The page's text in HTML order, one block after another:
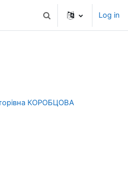
Toggle search input
Log in
КОРОБЦОВА